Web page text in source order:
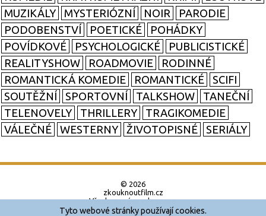
MUZIKÁLY
MYSTERIÓZNÍ NOIR
PARODIE
PODOBENSTVÍ
POETICKÉ
POHÁDKY
POVÍDKOVÉ
PSYCHOLOGICKÉ
PUBLICISTICKÉ
REALITYSHOW
ROADMOVIE
RODINNÉ
ROMANTICKÁ KOMEDIE
ROMANTICKÉ
SCIFI
SOUTĚŽNÍ
SPORTOVNÍ TALKSHOW
TANEČNÍ
TELENOVELY
THRILLERY
TRAGIKOMEDIE
VÁLEČNÉ
WESTERNY ŽIVOTOPISNÉ SERIÁLY
© 2026
zkouknoutfilm.cz
Všechna práva vyhrazena.
Tyto webové stránky používají cookies.